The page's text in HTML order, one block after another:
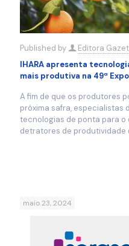
Published by
Editora
IHARA apresenta
mais produtiva na 49ª
A fim de que os produtores
próxima safra, especialistas
tecnologias de ponta para
detratores de produtividade
maio 23, 2024